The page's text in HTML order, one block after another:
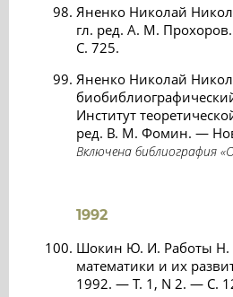
Яненко Николай
гл. ред. А. М.
С. 725.
Яненко Николай
Институт
ред. В. М. Фомин. —
Включена библиография
1992
Шокин Ю. И. Работы Н.
математики и их
1992. — Т. 1, N 2. — С.